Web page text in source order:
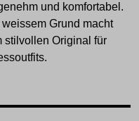
und komfortabel.
Grund macht
stilvollen Original für